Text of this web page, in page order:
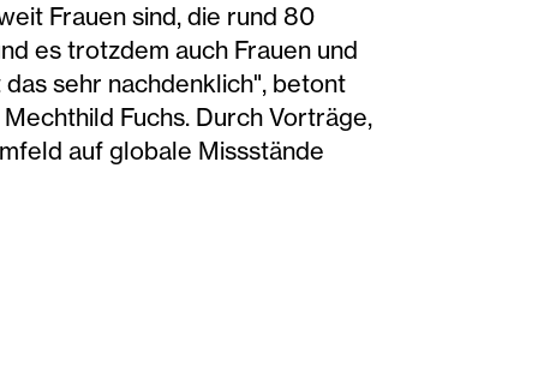
Frauen sind, die rund 80
es trotzdem auch Frauen und
sehr nachdenklich", betont
Fuchs. Durch Vorträge,
auf globale Missstände